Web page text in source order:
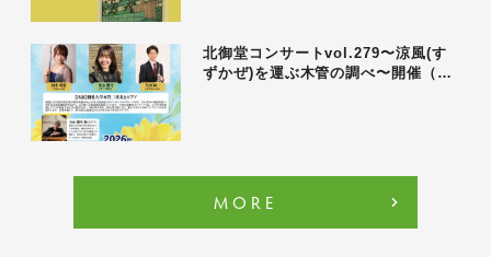
北御堂コンサートvol.279〜涼風(す
ずかぜ)を運ぶ木管の調べ〜開催（…
MORE